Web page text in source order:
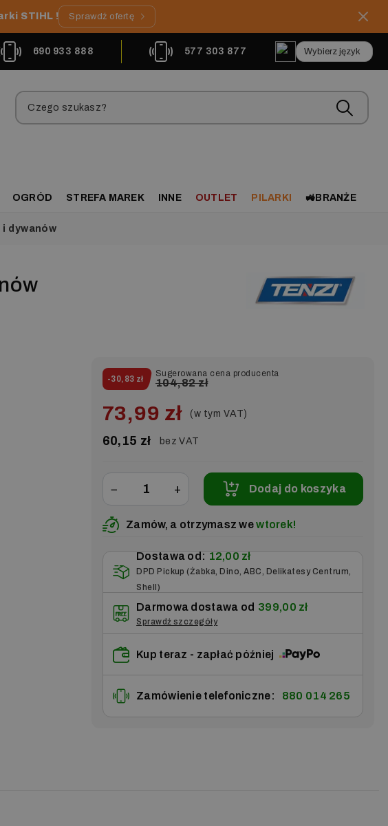
STIHL ! Sprawdź ofertę
690 933 888 577 303 877
OGRÓD STREFA MAREK INNE OUTLET PILARKI 🚜BRANŻE
i dywanów
-30,83 zł
Sugerowana cena producenta
104,82 zł
73,99 zł (w tym VAT)
60,15 zł bez VAT
− + Dodaj do koszyka
Zamów, a otrzymasz wewtorek!
Dostawa od: 12,00 zł
DPD Pickup (Żabka, Dino, ABC, Delikatesy Centrum,
Shell)
Darmowa dostawa od 399,00 zł
Sprawdź szczegóły
Kup teraz - zapłać później
Zamówienie telefoniczne: 880 014 265